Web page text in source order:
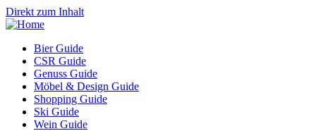
Direkt zum Inhalt
Bier Guide
CSR Guide
Genuss Guide
Möbel & Design Guide
Shopping Guide
Ski Guide
Wein Guide